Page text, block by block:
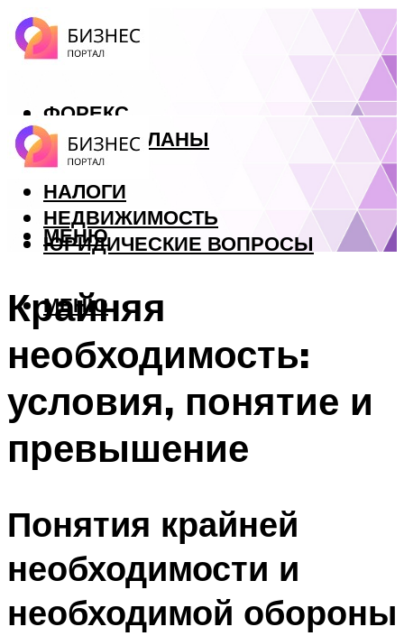
ФОРЕКС
БИЗНЕС ПЛАНЫ
КРЕДИТЫ
НАЛОГИ
НЕДВИЖИМОСТЬ
ЮРИДИЧЕСКИЕ ВОПРОСЫ
МЕНЮ
МЕНЮ
Крайняя
необходимость:
условия, понятие и
превышение
Понятия крайней
необходимости и
необходимой обороны